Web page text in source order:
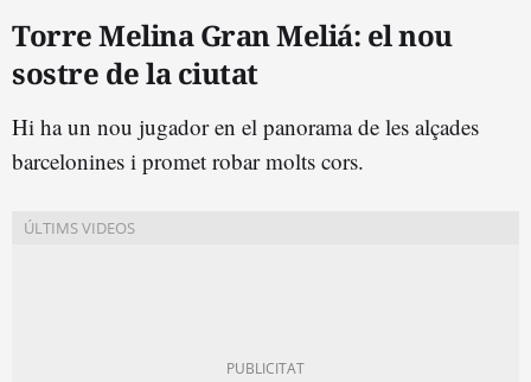
Torre Melina Gran Meliá: el nou
sostre de la ciutat
Hi ha un nou jugador en el panorama de les alçades
barcelonines i promet robar molts cors.